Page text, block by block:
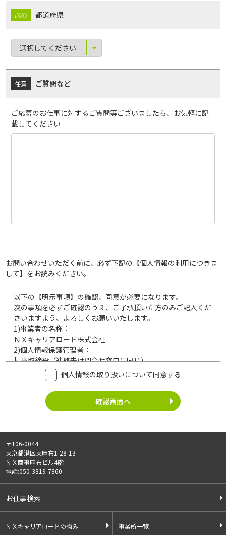
都道府県
ご質問など
ご応募のお仕事に対するご質問等ございましたら、お気軽に記
載してください
お問い合わせいただく前に、必ず下記の【個人情報の利用につきま
して】をお読みください。
以下の【明示事項】の確認、同意が必要になります。
次の事項を必ずご確認のうえ、ご了承頂いた方のみご記入くだ
さいますよう、よろしくお願いいたします。
1)事業者の名称：
ＮＸキャリアロード株式会社
2)個人情報保護管理者：
担当取締役（連絡先は問合せ窓口に同じ）
利用目的：
ご記入頂いた個人情報は、次の利用目的達成の範囲内において
利用いたします。
個人情報の利用
有料職業紹介事業
・請負事業
ご記入頂いた個人情報は、法令等に定める場合を除いて、ご本
人様の同意なく、第三者に提供することはございません。
5)外部の委託：
ご記入頂いた個人情報は、文書保存、サーバー管理等の目的
個人情報の取り扱いについて同意する
〒106-0044
東京都港区東麻布1-28-13
ＮＸ商事麻布ビル4階
電話:050-3819-7860
お仕事検索
ＮＸキャリアロードの強み 事業所一覧